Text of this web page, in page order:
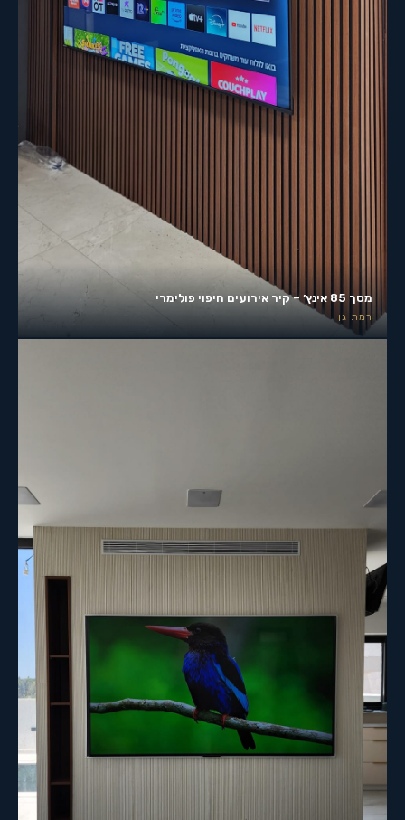
מסך 85 אינץ׳ – קיר אירועים חיפוי פולימרי
רמת גן